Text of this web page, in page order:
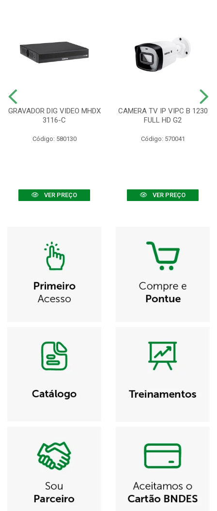
GRAVADOR DIG VIDEO MHDX
3116-C
Código: 580130
VER PREÇO
CAMERA TV IP VIPC B 1230
FULL HD G2
Código: 570041
VER PREÇO